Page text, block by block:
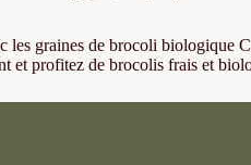
graines de brocoli biologique
et profitez de brocolis frais et